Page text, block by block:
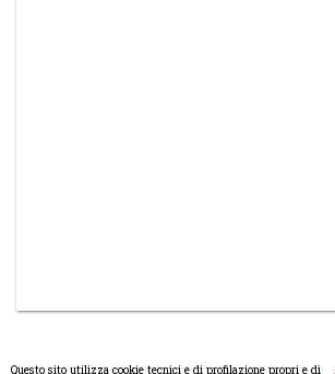
Questo sito utilizza cookie tecnici e di profilazione propri e di